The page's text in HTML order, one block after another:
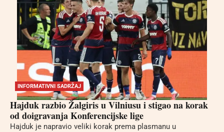
INFORMATIVNI SADRŽAJ
Hajduk razbio Žalgiris u Vilniusu i stigao na korak
od doigravanja Konferencijske lige
Hajduk je napravio veliki korak prema plasmanu u